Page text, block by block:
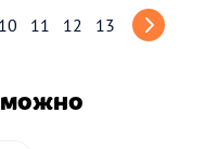
10 11 12 13